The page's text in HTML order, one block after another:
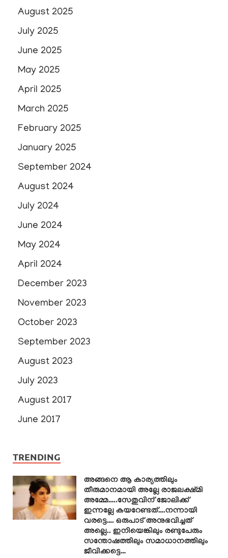
August 2025
July 2025
June 2025
May 2025
April 2025
March 2025
February 2025
January 2025
September 2024
August 2024
July 2024
June 2024
May 2024
April 2024
December 2023
November 2023
October 2023
September 2023
August 2023
July 2023
August 2017
June 2017
TRENDING
അങ്ങനെ ആ കാര്യത്തിലും
തീരുമാനമായി അല്ലേ രാജലക്ഷ്മി
അമ്മേ…..സേതുവിന് ജോലിക്ക്
ഇന്നല്ലേ കയറേണ്ടത്….നന്നായി
വരട്ടെ…. ഒരുപാട് അനുഭവിച്ചത്
അല്ലെ.. ഇനിയെങ്കിലും രണ്ടുപേരും
സന്തോഷത്തിലും സമാധാനത്തിലും
ജീവിക്കട്ടെ…